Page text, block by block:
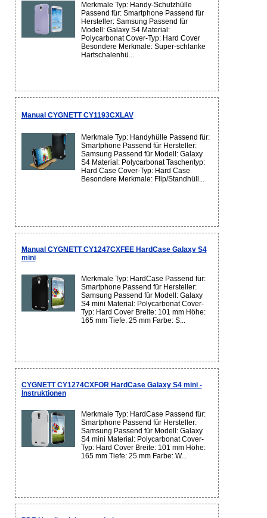
Merkmale Typ: Handy-Schutzhülle
Passend für: Smartphone Passend für
Hersteller: Samsung Passend für
Modell: Galaxy S4 Material:
Polycarbonat Cover-Typ: Hard Cover
Besondere Merkmale: Super-schlanke
Hartschalenhü...
Manual CYGNETT CY1193CXLAV
Merkmale Typ: Handyhülle Passend für:
Smartphone Passend für Hersteller:
Samsung Passend für Modell: Galaxy
S4 Material: Polycarbonat Taschentyp:
Hard Case Cover-Typ: Hard Case
Besondere Merkmale: Flip/Standhüll...
Manual CYGNETT CY1247CXFEE HardCase Galaxy S4
mini
Merkmale Typ: HardCase Passend für:
Smartphone Passend für Hersteller:
Samsung Passend für Modell: Galaxy
S4 mini Material: Polycarbonat Cover-
Typ: Hard Cover Breite: 101 mm Höhe:
165 mm Tiefe: 25 mm Farbe: S...
CYGNETT CY1274CXFOR HardCase Galaxy S4 mini -
Instruktionen
Merkmale Typ: HardCase Passend für:
Smartphone Passend für Hersteller:
Samsung Passend für Modell: Galaxy
S4 mini Material: Polycarbonat Cover-
Typ: Hard Cover Breite: 101 mm Höhe:
165 mm Tiefe: 25 mm Farbe: W...